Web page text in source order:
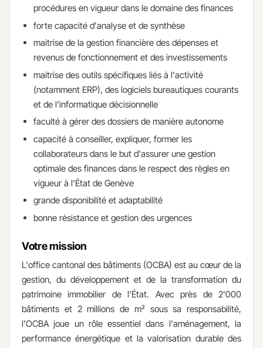
procédures en vigueur dans le domaine des finances
forte capacité d'analyse et de synthèse
maitrise de la gestion financière des dépenses et
revenus de fonctionnement et des investissements
maitrise des outils spécifiques liés à l'activité
(notamment ERP), des logiciels bureautiques courants
et de l'informatique décisionnelle
faculté à gérer des dossiers de manière autonome
capacité à conseiller, expliquer, former les
collaborateurs dans le but d'assurer une gestion
optimale des finances dans le respect des règles en
vigueur à l'État de Genève
grande disponibilité et adaptabilité
bonne résistance et gestion des urgences
Votre mission
L'office cantonal des bâtiments (OCBA) est au cœur de la
gestion, du développement et de la transformation du
patrimoine immobilier de l'État. Avec près de 2'000
bâtiments et 2 millions de m² sous sa responsabilité,
l'OCBA joue un rôle essentiel dans l'aménagement, la
performance énergétique et la valorisation durable des